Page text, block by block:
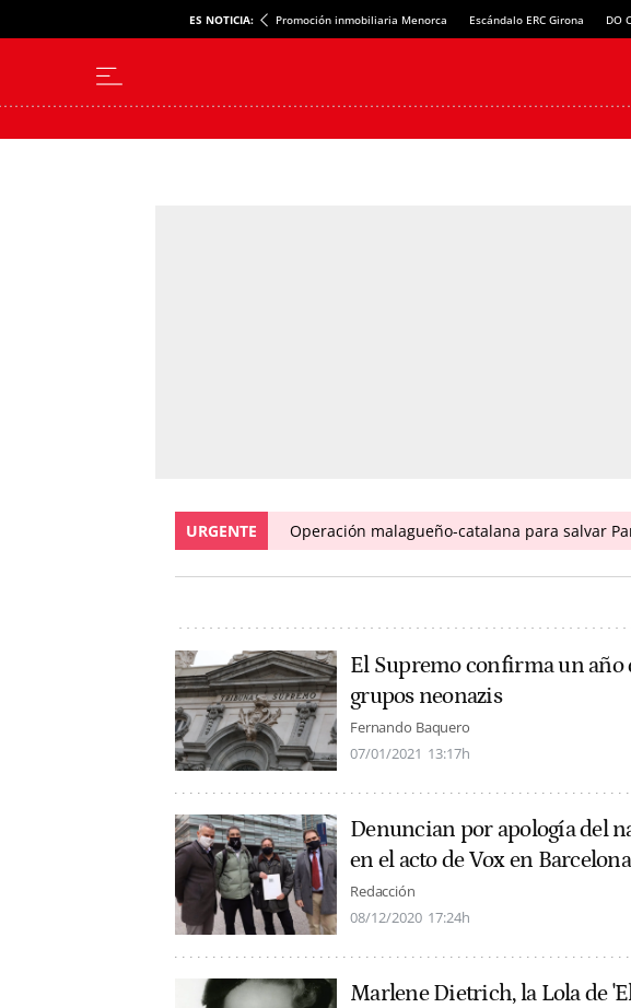
ES NOTICIA: Promoción inmobiliaria Menorca Escándalo ERC Girona DO
URGENTE Operación malagueño-catalana para salvar
El Supremo confirma un año
grupos neonazis
Fernando Baquero
07/01/2021 13:17h
Denuncian por apología del
en el acto de Vox en Barcelona
Redacción
08/12/2020 17:24h
Marlene Dietrich, la Lola de